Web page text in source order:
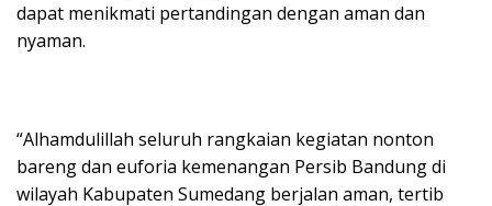
dapat menikmati pertandingan dengan aman dan
nyaman.
“Alhamdulillah seluruh rangkaian kegiatan nonton
bareng dan euforia kemenangan Persib Bandung di
wilayah Kabupaten Sumedang berjalan aman, tertib